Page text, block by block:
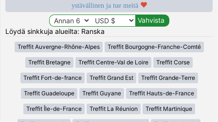
ystävällinen ja tue meitä
Löydä sinkkuja alueilta: Ranska
Treffit Auvergne-Rhône-Alpes Treffit Bourgogne-Franche-Comté
Treffit Bretagne Treffit Centre-Val de Loire Treffit Corse
Treffit Fort-de-france Treffit Grand Est Treffit Grande-Terre
Treffit Guadeloupe Treffit Guyane Treffit Hauts-de-France
Treffit Île-de-France Treffit La Réunion Treffit Martinique